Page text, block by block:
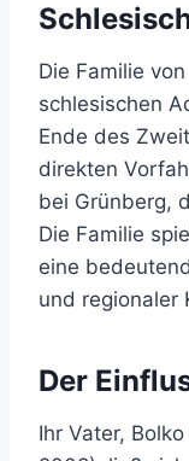
Die Familie
schlesischen
Ende des
direkten
bei Grünberg,
Die Familie
eine
und regionaler
Der
Ihr Vater,